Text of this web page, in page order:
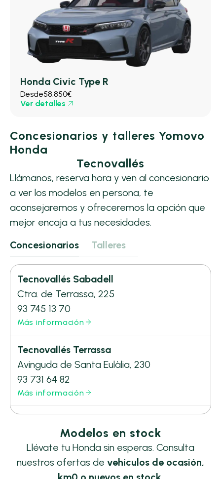
Honda Civic Type R
Desde58.850€
Ver detalles
Concesionarios y talleres Yomovo
Honda
Tecnovallés
Llámanos, reserva hora y ven al concesionario
a ver los modelos en persona, te
aconsejaremos y ofreceremos la opción que
mejor encaja a tus necesidades.
Concesionarios
Talleres
Tecnovallés Sabadell
Ctra. de Terrassa, 225
93 745 13 70
Más información
Tecnovallés Terrassa
Avinguda de Santa Eulàlia, 230
93 731 64 82
Más información
Modelos en stock
Llévate tu Honda sin esperas. Consulta
nuestros ofertas de vehículos de ocasión,